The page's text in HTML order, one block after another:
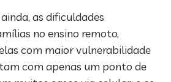
as dificuldades
no ensino remoto,
com maior vulnerabilidade
com apenas um ponto de